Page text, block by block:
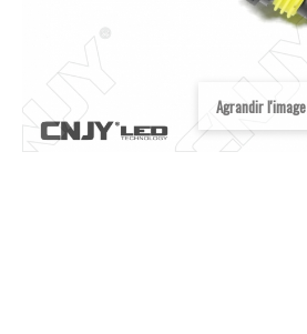
Agrandir l'image